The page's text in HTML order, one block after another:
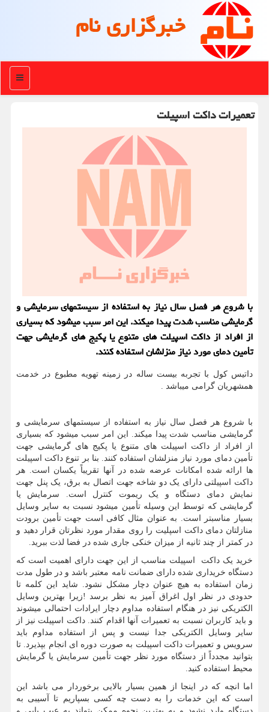
خبرگزاری نام
منو
تعمیرات داكت اسپیلت
با شروع هر فصل سال نیاز به استفاده از سیستمهای سرمایشی و
گرمایشی مناسب شدت پیدا میكند. این امر سبب میشود كه بسیاری
از افراد از داكت اسپیلت های متنوع یا پكیج های گرمایشی جهت
تأمین دمای مورد نیاز منزلشان استفاده كنند.
داتیس کول با تجربه بیست ساله در زمینه تهویه مطبوع در خدمت
همشهریان گرامی میباشد .
با شروع هر فصل سال نیاز به استفاده از سیستمهای سرمایشی و
گرمایشی مناسب شدت پیدا میکند. این امر سبب میشود که بسیاری
از افراد از داکت اسپیلت های متنوع یا پکیج های گرمایشی جهت
تأمین دمای مورد نیاز منزلشان استفاده کنند. بنا بر تنوع داکت اسپیلت
ها ارائه شده امکانات عرضه شده در آنها تقریباً یکسان است. هر
داکت اسپیلتی دارای یک دو شاخه جهت اتصال به برق، یک پنل جهت
نمایش دمای دستگاه و یک ریموت کنترل است. سرمایش یا
گرمایشی که توسط این وسیله تأمین میشود نسبت به سایر وسایل
بسیار مناسبتر است. به عنوان مثال کافی است جهت تأمین برودت
منازلتان دمای داکت اسپلیت را روی مقدار مورد نظرتان قرار دهید و
در کمتر از چند ثانیه از میزان خنکی جاری شده در فضا لذت ببرید.
خرید یک داکت اسپیلت مناسب از این جهت دارای اهمیت است که
دستگاه خریداری شده دارای ضمانت نامه معتبر باشد و در طول مدت
زمان استفاده به هیچ عنوان دچار مشکل نشود. شاید این کلمه تا
حدودی در نظر اول اغراق آمیز به نظر برسد !زیرا بهترین وسایل
الکتریکی نیز در هنگام استفاده مداوم دچار ایرادات احتمالی میشوند
و باید کاربران نسبت به تعمیرات آنها اقدام کنند. داکت اسپیلت نیز از
سایر وسایل الکتریکی جدا نیست و پس از استفاده مداوم باید
سرویس و تعمیرات داکت اسپیلت به صورت دوره ای انجام بپذیرد. تا
بتوانید مجدداً از دستگاه مورد نظر جهت تأمین سرمایش یا گرمایش
محیط استفاده کنید.
اما انچه که در اینجا از همین بسیار بالایی برخوردار می باشد این
است که این خدمات را به دست چه کسی بسپاریم تا آسیبی به